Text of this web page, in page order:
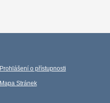
Prohlášení o přístupnosti
Mapa Stránek